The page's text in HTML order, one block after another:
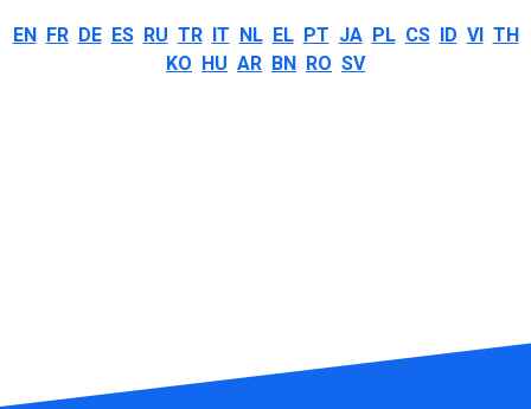
EN FR DE ES RU TR IT NL EL PT JA PL CS ID VI TH
KO HU AR BN RO SV